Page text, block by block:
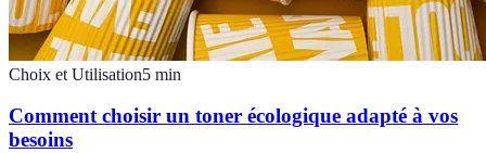
Choix et Utilisation5 min
Comment choisir un toner écologique adapté à vos
besoins